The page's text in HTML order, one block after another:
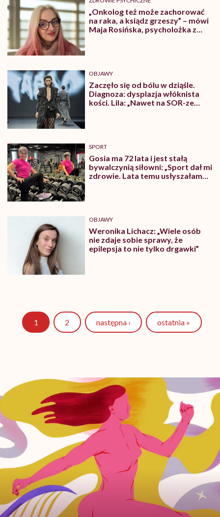
„Onkolog też może zachorować
na raka, a ksiądz grzeszy” – mówi
Maja Rosińska, psycholożka z
OBJAWY
Zaczęło się od bólu w dziąśle.
Diagnoza: dysplazja włóknista
kości. Lila: „Nawet na SOR-ze
SPORT
Gosia ma 72 lata i jest stałą
bywalczynią siłowni: „Sport dał mi
zdrowie. Lata temu usłyszałam
OBJAWY
Weronika Lichacz: „Wiele osób
nie zdaje sobie sprawy, że
epilepsja to nie tylko drgawki”
1 Strona
2 następna › ostatnia »